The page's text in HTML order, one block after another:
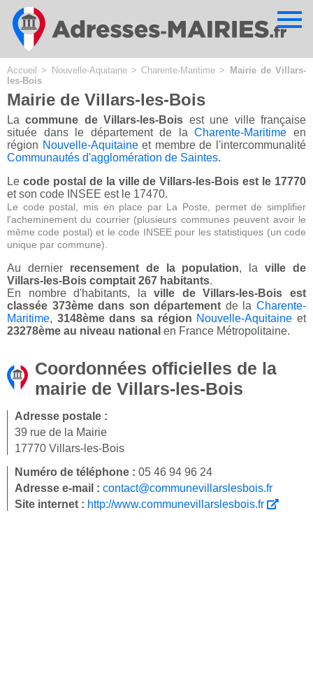
Accueil > Nouvelle-Aquitaine> Charente-Maritime >
Mairie de Villars-
les-Bois
Mairie de Villars-les-Bois
Lacommune de Villars-les-Bois est une ville française
située dans le département de laCharente-Maritime en
région Nouvelle-Aquitaineet membre de l'intercommunalité
Communautés d'agglomération de Saintes.
Le code postal de la ville de Villars-les-Bois est le 17770
et son code INSEE est le 17470.
Le code postal, mis en place par La Poste, permet de simplifier
l'acheminement du courrier (plusieurs communes peuvent avoir le
même code postal) et le code INSEE pour les statistiques (un code
unique par commune).
Au dernier recensement de la population, laville de
Villars-les-Bois comptait 267 habitants.
En nombre d'habitants, laville de Villars-les-Bois est
classée 373ème dans son département de laCharente-
Maritime, 3148ème dans sa région Nouvelle-Aquitaine et
23278ème au niveau national en France Métropolitaine.
Coordonnées officielles de la
mairie de Villars-les-Bois
Adresse postale :
39 rue de la Mairie
17770 Villars-les-Bois
Numéro de téléphone : 05 46 94 96 24
Adresse e-mail : contact@communevillarslesbois.fr
Site internet : http://www.communevillarslesbois.fr
Cookies management panel